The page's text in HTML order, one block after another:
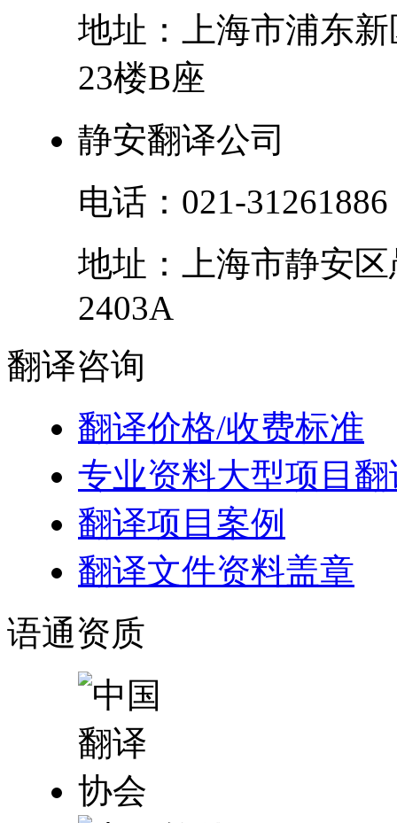
地址：
上海市浦东新
23楼B座
静安翻译公司
电话： 021-31261886
地址：
上海市静安区
2403A
翻译咨询
翻译价格/收费标准
专业资料大型项目翻
翻译项目案例
翻译文件资料盖章
语通资质